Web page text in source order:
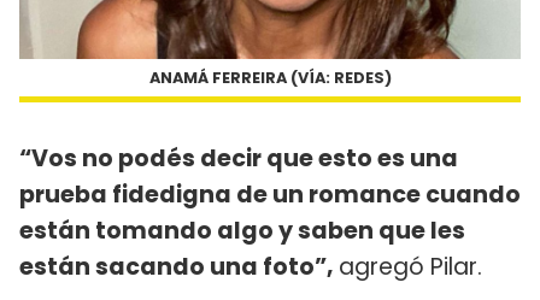
ANAMÁ FERREIRA (VÍA: REDES)
“Vos no podés decir que esto es una
prueba fidedigna de un romance cuando
están tomando algo y saben que les
están sacando una foto”, agregó Pilar.